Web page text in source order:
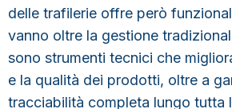
delle trafilerie offre però
vanno oltre la gestione
sono strumenti tecnici che
e la qualità dei prodotti, oltre a
tracciabilità completa lungo tutta